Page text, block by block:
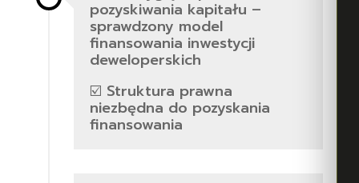
pozyskiwania kapitału –
sprawdzony model
finansowania inwestycji
deweloperskich
☑️ Struktura prawna
niezbędna do pozyskania
finansowania